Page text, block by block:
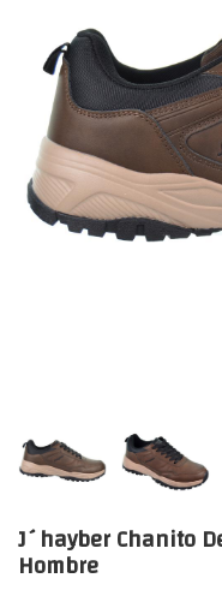
J´hayber Chanito
Hombre